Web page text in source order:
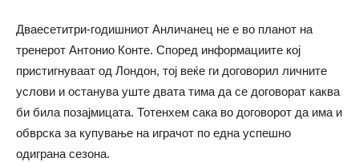
Дваесетитри-годишниот Анличанец не е во планот на
тренерот Антонио Конте. Според информациите кој
пристигнуваат од Лондон, тој веќе ги договорил личните
услови и останува уште двата тима да се договорат каква
би била позајмицата. Тотенхем сака во договорот да има и
обврска за купување на играчот по една успешно
одиграна сезона.